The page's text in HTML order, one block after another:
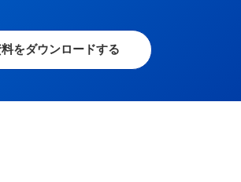
をダウンロードする